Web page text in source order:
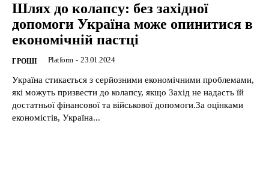
Шлях до колапсу: без західної
допомоги Україна може опинитися в
економічній пастці
ГРОШІ Platform - 23.01.2024
Україна стикається з серйозними економічними проблемами,
які можуть призвести до колапсу, якщо Захід не надасть їй
достатньої фінансової та військової допомоги.За оцінками
економістів, Україна...